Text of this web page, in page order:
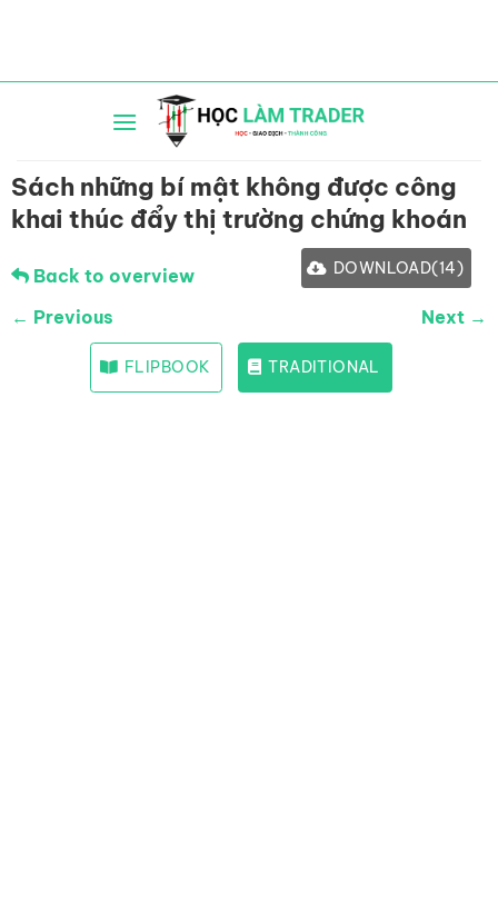
dung
Sách những bí mật không được công
khai thúc đẩy thị trường chứng khoán
Back to overview DOWNLOAD(14)
← Previous Next →
FLIPBOOK TRADITIONAL